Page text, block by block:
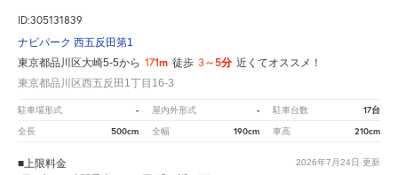
ID:305131839
ナビパーク 西五反田第1
東京都品川区大崎5-5から 171m 徒歩 3～5分 近くてオススメ！
東京都品川区西五反田1丁目16-3
駐車場形式 - 屋内外形式 - 駐車台数 17台
全長 500cm 全幅 190cm 車高 210cm
2026年7月24日 更新
■上限料金